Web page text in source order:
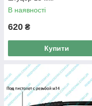
(Універсальний)
В наявності
620 ₴
Купити